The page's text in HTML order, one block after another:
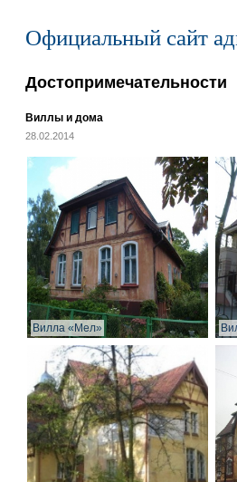
Официальный сайт
Достопримечательности
Виллы и дома
28.02.2014
Вилла «Мел»